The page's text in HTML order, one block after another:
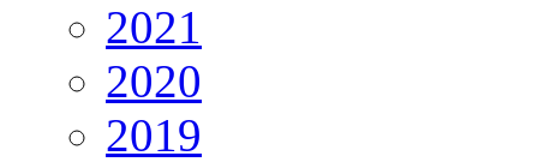
2021
2020
2019